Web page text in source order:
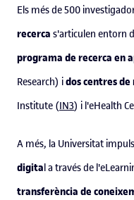
Els més de 500
recerca s'articulen entorn
programa de recerca en
Research) idos centres de
Institute (IN3) i l'eHealth
A més, la Universitat
digital a través de
transferència de